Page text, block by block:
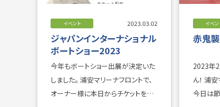
イベント 2023.03.02
ジャパンインターナショナル
ボートショー2023
今年もボートショー出展が決定いた
しました。 浦安マリーナフロントで、
オーナー様に本日からチケットを無
イベン
赤鬼襲
2023年2月3日。
ん！